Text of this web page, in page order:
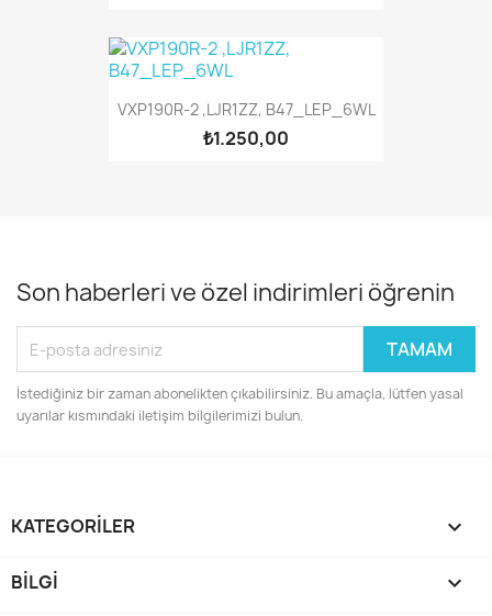
VXP190R-2 ,LJR1ZZ, B47_LEP_6WL
₺1.250,00
Son haberleri ve özel indirimleri öğrenin
İstediğiniz bir zaman abonelikten çıkabilirsiniz. Bu amaçla, lütfen yasal
uyarılar kısmındaki iletişim bilgilerimizi bulun.
KATEGORILER 
BILGI 